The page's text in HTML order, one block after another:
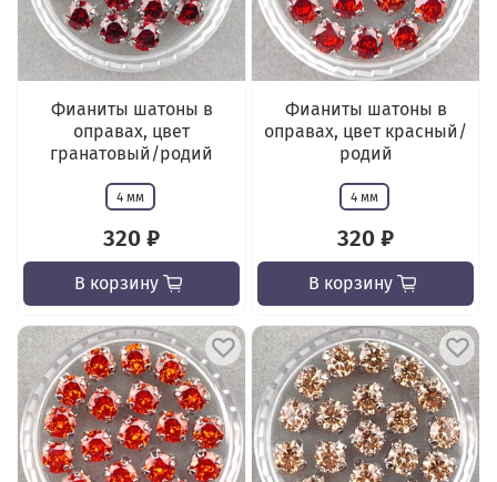
Фианиты шатоны в
оправах, цвет
гранатовый/родий
4 мм
320 ₽
В корзину
Фианиты шатоны в
оправах, цвет красный/
родий
4 мм
320 ₽
В корзину